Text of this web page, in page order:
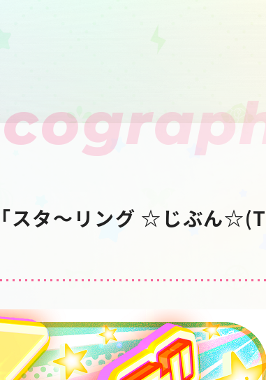
Home
Artist
Goods
スタ〜リング ☆じぶん